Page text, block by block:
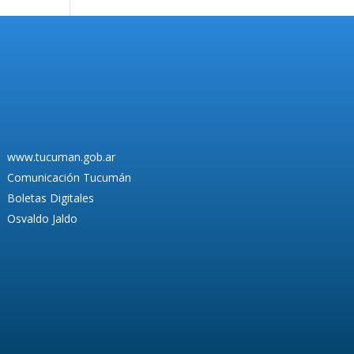
www.tucuman.gob.ar
Comunicación Tucumán
Boletas Digitales
Osvaldo Jaldo